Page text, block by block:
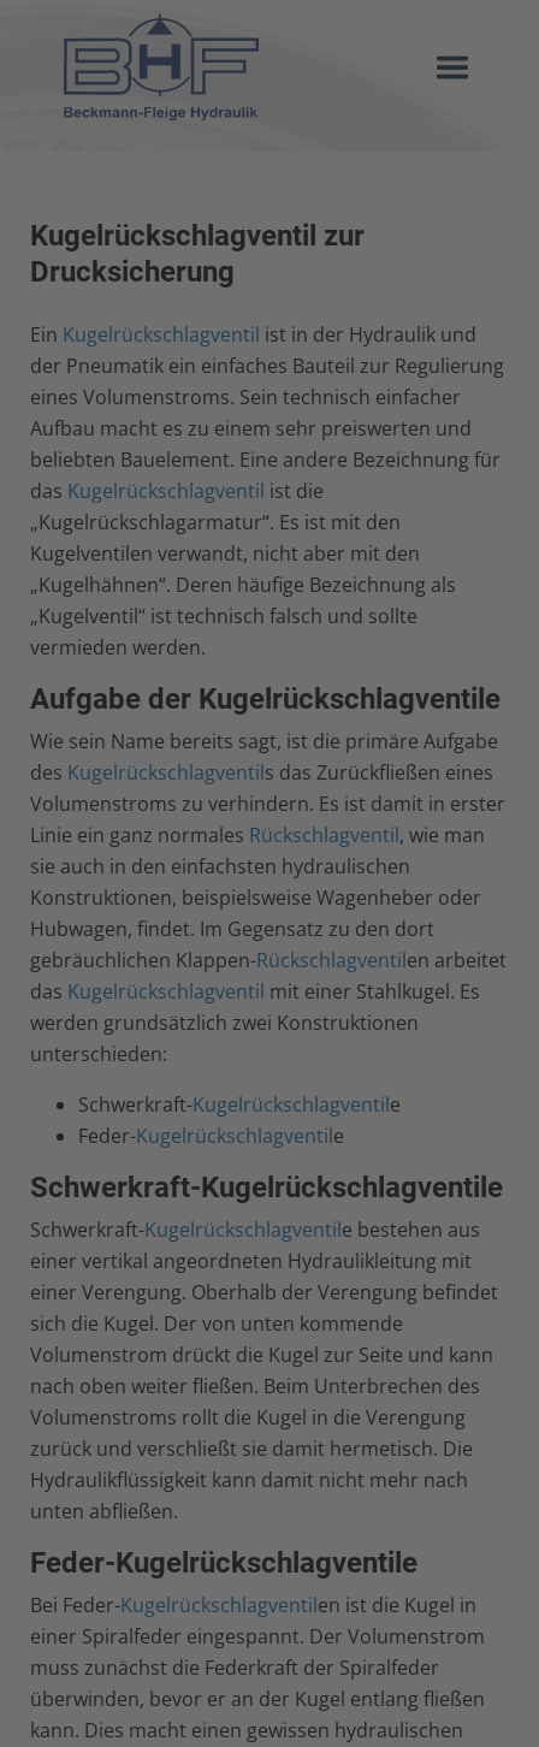
Kugelrückschlagventil zur
Drucksicherung
Ein Kugelrückschlagventil ist in der Hydraulik und
der Pneumatik ein einfaches Bauteil zur Regulierung
eines Volumenstroms. Sein technisch einfacher
Aufbau macht es zu einem sehr preiswerten und
beliebten Bauelement. Eine andere Bezeichnung für
das Kugelrückschlagventil ist die
„Kugelrückschlagarmatur“. Es ist mit den
Kugelventilen verwandt, nicht aber mit den
„Kugelhähnen“. Deren häufige Bezeichnung als
„Kugelventil“ ist technisch falsch und sollte
vermieden werden.
Aufgabe der Kugelrückschlagventile
Wie sein Name bereits sagt, ist die primäre Aufgabe
des Kugelrückschlagventils das Zurückfließen eines
Volumenstroms zu verhindern. Es ist damit in erster
Linie ein ganz normales Rückschlagventil, wie man
sie auch in den einfachsten hydraulischen
Konstruktionen, beispielsweise Wagenheber oder
Hubwagen, findet. Im Gegensatz zu den dort
gebräuchlichen Klappen-Rückschlagventilen arbeitet
das Kugelrückschlagventil mit einer Stahlkugel. Es
werden grundsätzlich zwei Konstruktionen
unterschieden:
Schwerkraft-Kugelrückschlagventile
Feder-Kugelrückschlagventile
Schwerkraft-Kugelrückschlagventile
Schwerkraft-Kugelrückschlagventile bestehen aus
einer vertikal angeordneten Hydraulikleitung mit
einer Verengung. Oberhalb der Verengung befindet
sich die Kugel. Der von unten kommende
Volumenstrom drückt die Kugel zur Seite und kann
nach oben weiter fließen. Beim Unterbrechen des
Volumenstroms rollt die Kugel in die Verengung
zurück und verschließt sie damit hermetisch. Die
Hydraulikflüssigkeit kann damit nicht mehr nach
unten abfließen.
Feder-Kugelrückschlagventile
Bei Feder-Kugelrückschlagventilen ist die Kugel in
einer Spiralfeder eingespannt. Der Volumenstrom
muss zunächst die Federkraft der Spiralfeder
überwinden, bevor er an der Kugel entlang fließen
kann. Dies macht einen gewissen hydraulischen